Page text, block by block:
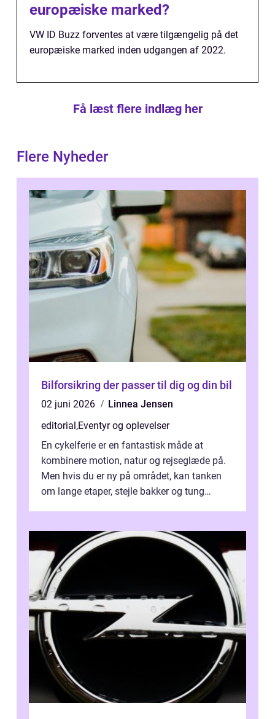
europæiske marked?
VW ID Buzz forventes at være tilgængelig på det
europæiske marked inden udgangen af 2022.
Få læst flere indlæg her
Flere Nyheder
Bilforsikring der passer til dig og din bil
02 juni 2026
Linnea Jensen
editorial ,Eventyr og oplevelser
En cykelferie er en fantastisk måde at
kombinere motion, natur og rejseglæde på.
Men hvis du er ny på området, kan tanken
om lange etaper, stejle bakker og tung